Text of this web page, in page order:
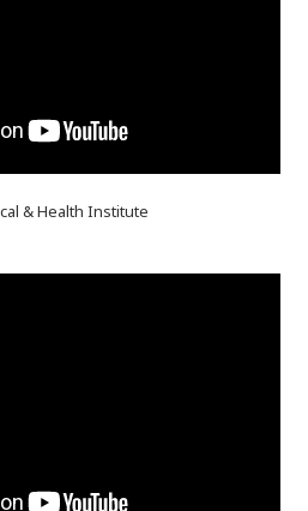
& Health Institute